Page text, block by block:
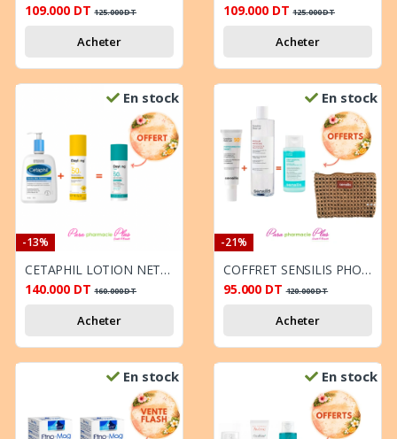
109.000 DT 125.000DT
Acheter
109.000 DT 125.000DT
Acheter
En stock
-13%
CETAPHIL LOTION NETTOYANTE 470 ML + DAYLONG KIDS LAIT SOLAIRE SPF50 150 ML NEW + DAYLONG FACE SENSITIVE SPF 50+ OFFERT
140.000 DT 160.000DT
Acheter
En stock
-21%
COFFRET SENSILIS PHOTOCORRECTION [HA50+] ECRAN INVISIBLE SPF50 50ML + SENSILIS EAU MICELLAIRE [AR] PEAU SENSIBLES 400ML + MINI GEL + TROUSSE OFFERT
95.000 DT 120.000DT
Acheter
En stock En stock